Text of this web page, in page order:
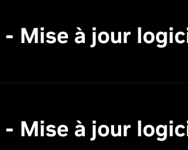
- Mise à jour
- Mise à jour